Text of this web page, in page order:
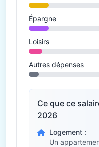
Épargne
Loisirs
Autres dépenses
Ce que ce
2026
Logement :
Un